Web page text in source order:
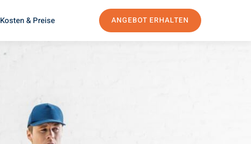
Kosten & Preise ANGEBOT ERHALTEN